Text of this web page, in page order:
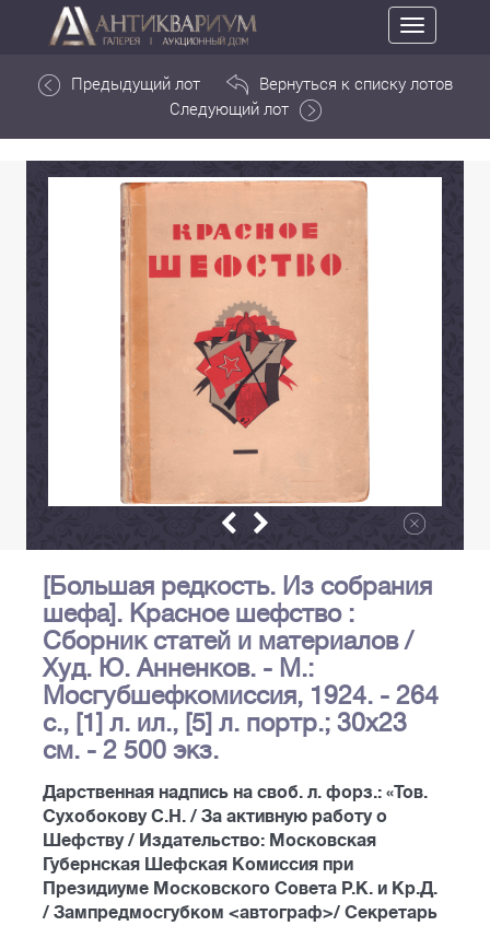
Toggle
navigation
Предыдущий лот
Вернуться к списку лотов
Следующий лот
[Большая редкость. Из собрания
шефа]. Красное шефство :
Сборник статей и материалов /
Худ. Ю. Анненков. - М.:
Мосгубшефкомиссия, 1924. - 264
с., [1] л. ил., [5] л. портр.; 30х23
см. - 2 500 экз.
Дарственная надпись на своб. л. форз.: «Тов.
Сухобокову С.Н. / За активную работу о
Шефству / Издательство: Московская
Губернская Шефская Комиссия при
Президиуме Московского Совета Р.К. и Кр.Д.
/ Зампредмосгубком <автограф>/ Секретарь